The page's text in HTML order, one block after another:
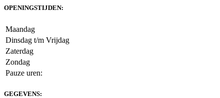
OPENINGSTIJDEN:
Maandag
Dinsdag t/m Vrijdag
Zaterdag
Zondag
Pauze uren:
GEGEVENS: